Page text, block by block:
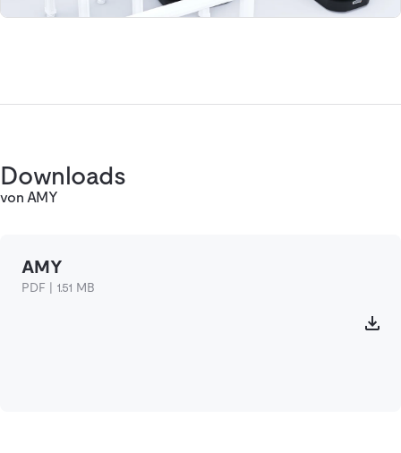
Downloads
von AMY
AMY
PDF | 1.51 MB